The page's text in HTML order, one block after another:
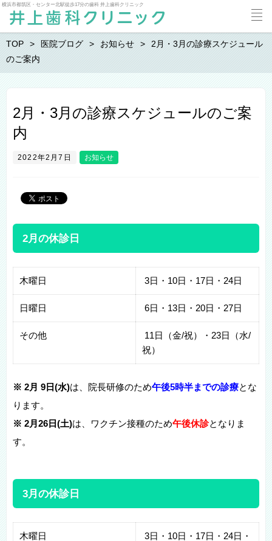
横浜市都筑区・センター北駅徒歩17分の歯科 井上歯科クリニック
TOP 医院ブログ お知らせ
2月・3月の診療スケジュール
のご案内
2月・3月の診療スケジュールのご案
内
2022年2月7日 お知らせ
2月の休診日
木曜日 3日・10日・17日・24日
日曜日 6日・13日・20日・27日
その他
11日（金/祝）・23日（水/
祝）
※ 2月 9 日(水)は、院長研修のため午後5時半までの診療とな
ります。
※ 2月26日(土)は、ワクチン接種のため午後休診となりま
す。
3月の休診日
木曜日
3日・10日・17日・24日・